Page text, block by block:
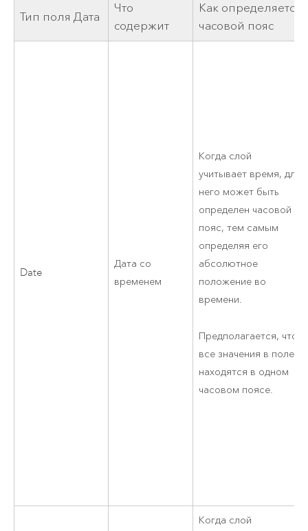
Тип поля Дата
Что
содержит
Как определяется
часовой пояс
Date
Дата со
временем
Когда слой
учитывает время, для
него может быть
определен часовой
пояс, тем самым
определяя его
абсолютное
положение во
времени.
Предполагается, что
все значения в поле
находятся в одном
часовом поясе.
Когда слой